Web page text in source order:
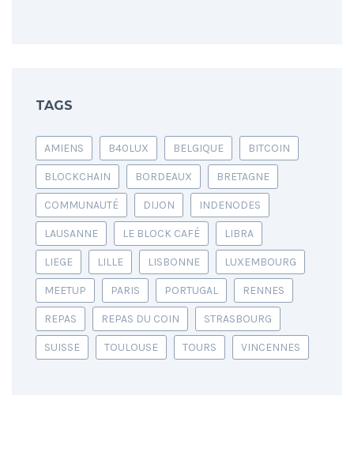
TAGS
AMIENS B40LUX BELGIQUE BITCOIN
BLOCKCHAIN BORDEAUX BRETAGNE
COMMUNAUTÉ DIJON INDENODES
LAUSANNE LE BLOCK CAFÉ LIBRA
LIEGE LILLE LISBONNE LUXEMBOURG
MEETUP PARIS PORTUGAL RENNES
REPAS REPAS DU COIN STRASBOURG
SUISSE TOULOUSE TOURS VINCENNES